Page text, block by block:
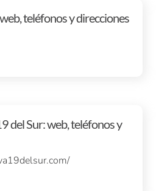
teléfonos y direcciones
del Sur: web, teléfonos y